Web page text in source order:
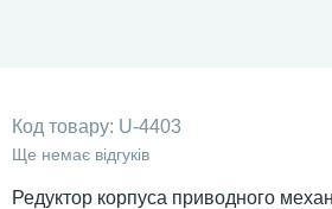
Код товару: U-4403
Ще немає відгуків
Редуктор корпуса приводного